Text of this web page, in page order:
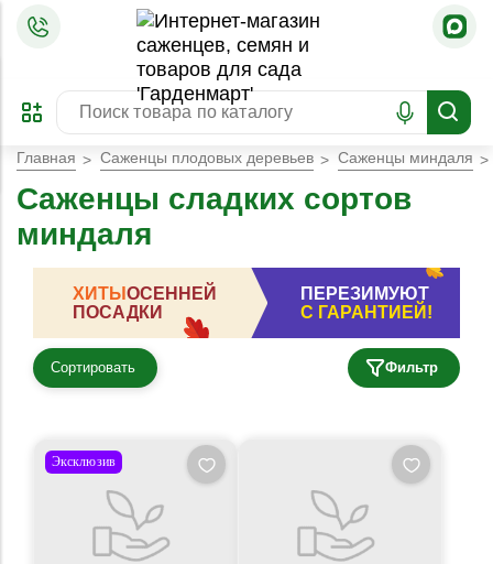
ПРЕДЗАКАЗ
ЗАБРОНИРОВАТЬ
ЛУЧШЕЕ
Главная Саженцы плодовых деревьев Саженцы миндаля
Саженцы сладких сортов
миндаля
ХИТЫОСЕННЕЙ
ПОСАДКИ
ПЕРЕЗИМУЮТ
С ГАРАНТИЕЙ!
Сортировать Фильтр
Эксклюзив